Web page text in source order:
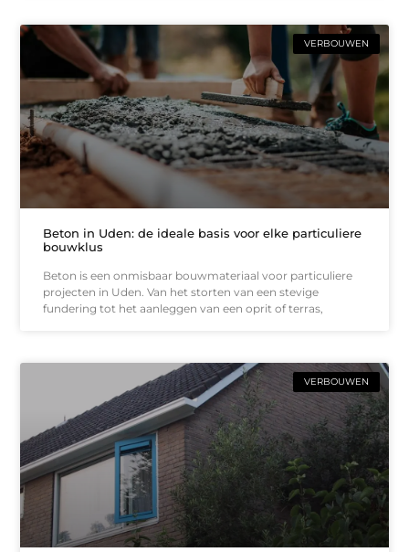
VERBOUWEN
Beton in Uden: de ideale basis voor elke particuliere
bouwklus
Beton is een onmisbaar bouwmateriaal voor particuliere
projecten in Uden. Van het storten van een stevige
fundering tot het aanleggen van een oprit of terras,
VERBOUWEN